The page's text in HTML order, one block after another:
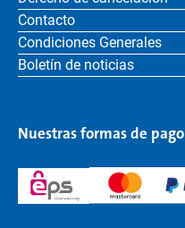
Contacto
Condiciones Generales
Boletín de noticias
Nuestras formas de pago